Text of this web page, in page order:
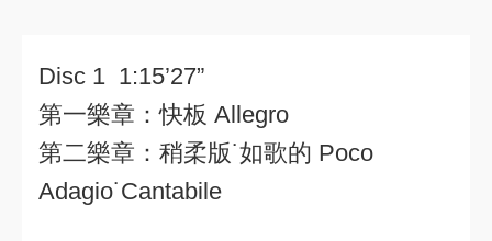
Disc 1 1:15’27”
第一樂章：快板 Allegro
第二樂章：稍柔版˙如歌的 Poco
Adagio˙Cantabile